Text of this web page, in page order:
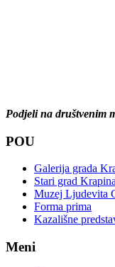
Podjeli na društvenim
POU
Galerija grada
Stari grad Krapina
Muzej Ljudevita
Forma prima
Kazališne
Meni